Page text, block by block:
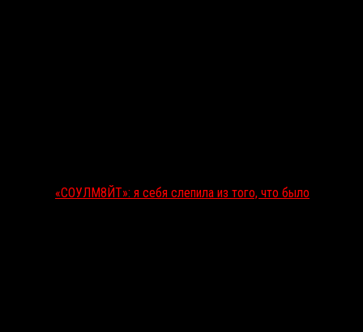
«СОУЛМ8ЙТ»: я себя слепила из того, что было